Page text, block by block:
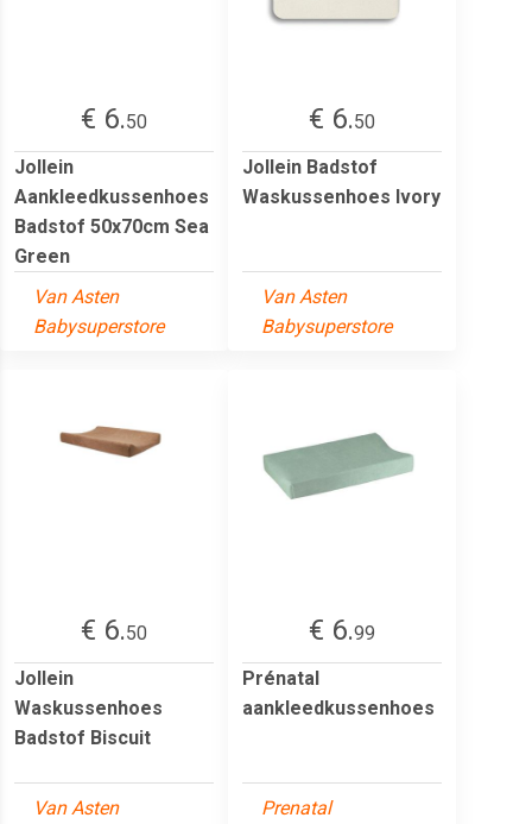
€ 6.50
Jollein
Aankleedkussenhoes
Badstof 50x70cm Sea
Green
Van Asten
Babysuperstore
€ 6.50
Jollein Badstof
Waskussenhoes Ivory
Van Asten
Babysuperstore
€ 6.50
Jollein
Waskussenhoes
Badstof Biscuit
Van Asten
€ 6.99
Prénatal
aankleedkussenhoes
Prenatal